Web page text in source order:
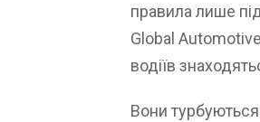
правила лише
Global
водіїв
Вони турбуються